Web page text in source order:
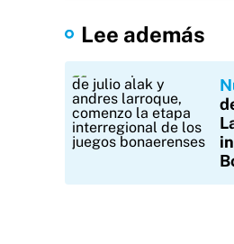
Lee además